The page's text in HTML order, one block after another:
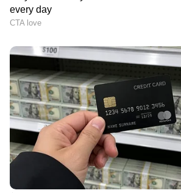
ഒരു തെന്നിന്ത്യന്‍ സൂപ്പര്‍താരം
മറ്റൊരു പ്രധാന കഥാപാത്രത്തെ
അവതരിപ്പിക്കാൻ
മിക്കവാറും